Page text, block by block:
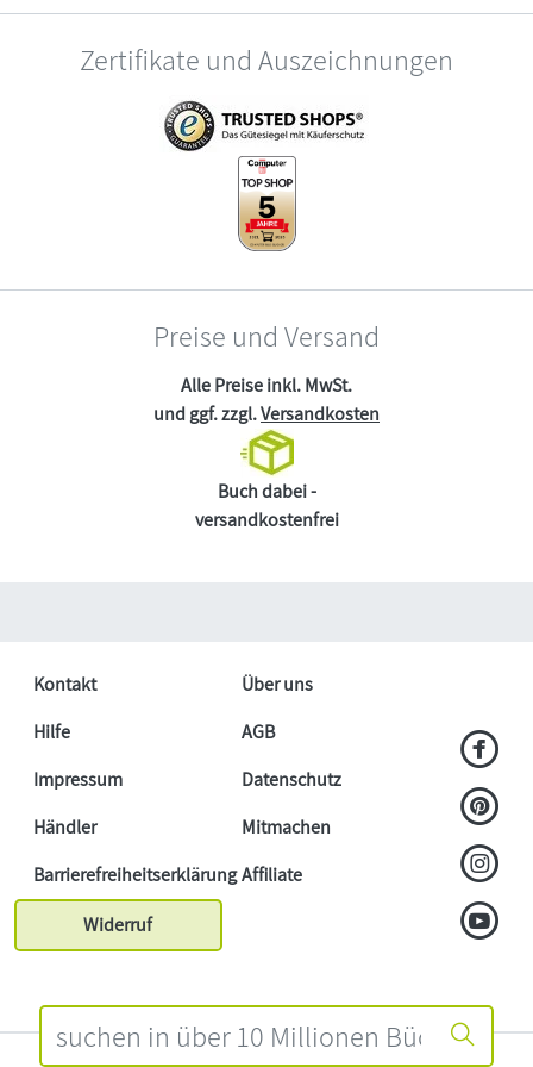
Zertifikate und Auszeichnungen
Preise und Versand
Alle Preise inkl. MwSt.
und ggf. zzgl.Versandkosten
Buch dabei -
versandkostenfrei
Kontakt
Über uns
Hilfe
AGB
Impressum
Datenschutz
Händler
Mitmachen
BarrierefreiheitserklärungAffiliate
Widerruf